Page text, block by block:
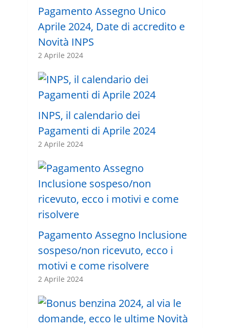
Pagamento Assegno Unico
Aprile 2024, Date di accredito e
Novità INPS
2 Aprile 2024
INPS, il calendario dei
Pagamenti di Aprile 2024
2 Aprile 2024
Pagamento Assegno Inclusione
sospeso/non ricevuto, ecco i
motivi e come risolvere
2 Aprile 2024